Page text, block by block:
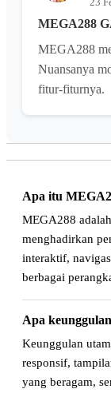
MEGA288
MEGA288
Nuansanya
fitur-fiturnya.
Apa itu
MEGA288
menghadirkan
interaktif,
berbagai
Apa
Keunggulan
responsif,
yang beragam,